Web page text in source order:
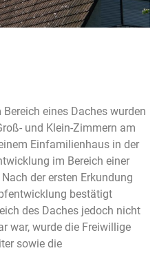
eines Daches wurden
und Klein-Zimmern am
Einfamilienhaus in der
im Bereich einer
der ersten Erkundung
bestätigt
des Daches jedoch nicht
war, wurde die Freiwillige
sowie die